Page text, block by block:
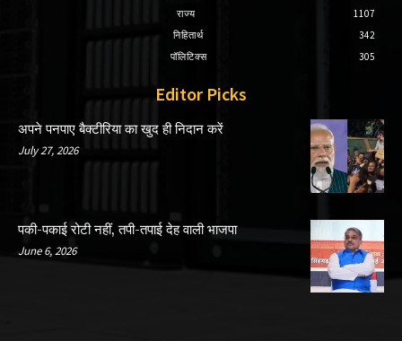
राज्य
1107
निहितार्थ
342
पॉलिटिक्स
305
Editor Picks
अपने पनपाए बैक्टीरिया का खुद ही निदान करें
July 27, 2026
पकी-पकाई रोटी नहीं, तपी-तपाई देह वाली भाजपा
June 6, 2026